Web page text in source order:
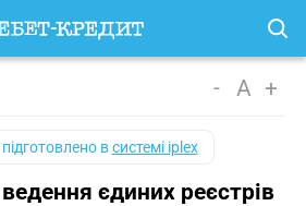
- A +
всистемі iplex
єдиних реєстрів